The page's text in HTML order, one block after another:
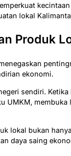
lokal
Produk
ekonomi.
sendiri.
UMKM, membuka
lokal bukan
daya saing